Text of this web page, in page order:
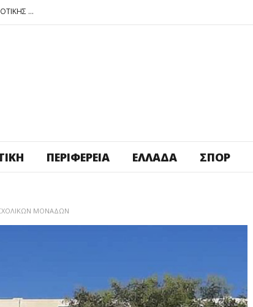
ΠΕΤΡΟΥΠΟΛΗ: ΕΞΟΡΜΗΣΗ ΤΗΣ ΝΕΑΣ ΔΗΜΟΤΙΚΗΣ ΑΡΧΗΣ ΣΤΑ ΣΧΟΛΕΙΑ
ΠΕΡΙΦΈΡΕΙΑ ΕΛΛΆΔΑ ΣΠΟΡ
ΜΟΝΑΔΩΝ